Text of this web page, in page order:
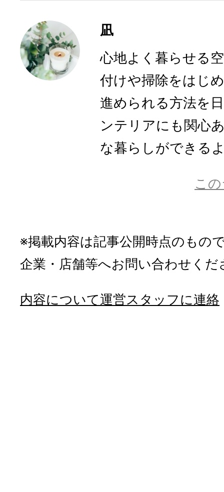
凪
心地よく暮らせる
付けや掃除をはじ
進められる方法を
ンテリアにも関心
な暮らしができる
こ
※掲載内容は記事公開時点のもの
企業・店舗等へお問い合わせくだ
内容について運営スタッフに連絡